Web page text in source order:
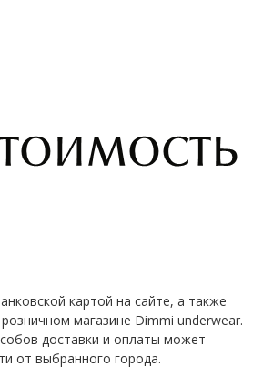
картой на сайте, а также
магазине Dimmi underwear.
доставки и оплаты может
от выбранного города.